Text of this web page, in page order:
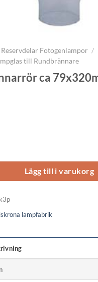
Reservdelar Fotogenlampor /
till Rundbrännare
ca
Lägg till i varukorg
lampfabrik